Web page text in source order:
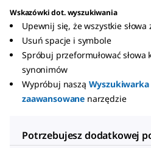
Wskazówki dot. wyszukiwania
Upewnij się, że wszystkie
Usuń spacje i symbole
Spróbuj przeformułować słowa
synonimów
Wypróbuj naszą
zaawansowane narzędzie
Potrzebujesz dodatkowej